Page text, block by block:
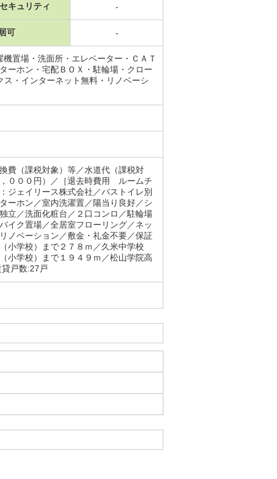
キュリティ -
可 -
置場・洗面所・エレベーター・ＣＡＴ
ーホン・宅配ＢＯＸ・駐輪場・クロー
・インターネット無料・リノベーシ
費（課税対象）等／水道代（課税対
０００円）／［退去時費用 ルームチ
ェイリース株式会社／バストイレ別
ーホン／室内洗濯置／陽当り良好／シ
立／洗面化粧台／２口コンロ／駐輪場
イク置場／全居室フローリング／ネッ
ノベーション／敷金・礼金不要／保証
小学校）まで２７８ｍ／久米中学校
小学校）まで１９４９ｍ／松山学院高
戸数:27戸